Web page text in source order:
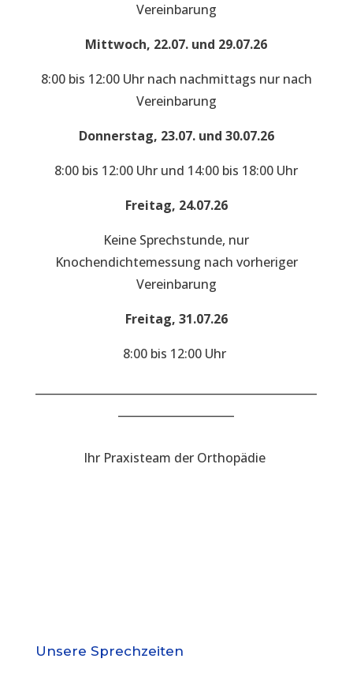
Vereinbarung
Mittwoch, 22.07. und 29.07.26
8:00 bis 12:00 Uhr nach nachmittags nur nach
Vereinbarung
Donnerstag, 23.07. und 30.07.26
8:00 bis 12:00 Uhr und 14:00 bis 18:00 Uhr
Freitag, 24.07.26
Keine Sprechstunde, nur
Knochendichtemessung nach vorheriger
Vereinbarung
Freitag, 31.07.26
8:00 bis 12:00 Uhr
Ihr Praxisteam der Orthopädie
Unsere Sprechzeiten